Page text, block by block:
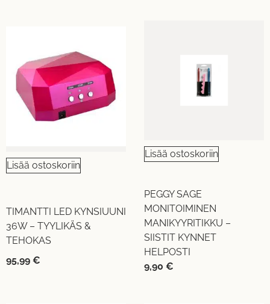
Lisää ostoskoriin
TIMANTTI LED KYNSIUUNI
36W – TYYLIKÄS &
TEHOKAS
95,99 €
Lisää ostoskoriin
PEGGY SAGE
MONITOIMINEN
MANIKYYRITIKKU –
SIISTIT KYNNET
HELPOSTI
9,90 €